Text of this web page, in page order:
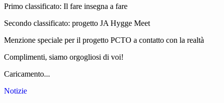
Primo classificato: Il fare insegna a fare
Secondo classificato: progetto JA Hygge Meet
Menzione speciale per il progetto PCTO a contatto con la realtà
Complimenti, siamo orgogliosi di voi!
Caricamento...
Notizie